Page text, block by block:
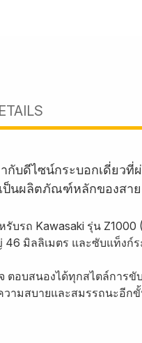
กับดีไซน์กระบอกเดี่ยว
ป็นผลิตภัณฑ์หลักของสา
บรถ Kawasaki รุ่น
มิลลิเมตร และซับแท็งก์ร
ตอบสนองได้ทุกสไตล์การ
วามสบายและสมรรถนะอี